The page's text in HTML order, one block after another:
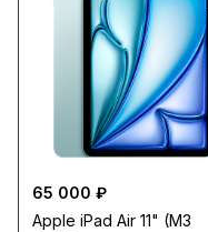
65 000 ₽
Apple iPad Air 11" (M3